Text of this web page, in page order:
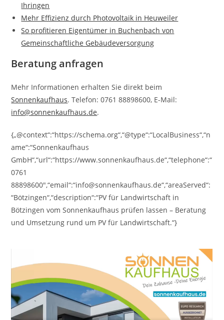
Ihringen
Mehr Effizienz durch Photovoltaik in Heuweiler
So profitieren Eigentümer in Buchenbach von
Gemeinschaftliche Gebäudeversorgung
Beratung anfragen
Mehr Informationen erhalten Sie direkt beim
Sonnenkaufhaus. Telefon: 0761 88898600, E-Mail:
info@sonnenkaufhaus.de.
{„@context“:“https://schema.org“,“@type“:“LocalBusiness“,“n
ame“:“Sonnenkaufhaus
GmbH“,“url“:“https://www.sonnenkaufhaus.de“,“telephone“:“
0761
88898600″,“email“:“info@sonnenkaufhaus.de“,“areaServed“:
“Bötzingen“,“description“:“PV für Landwirtschaft in
Bötzingen vom Sonnenkaufhaus prüfen lassen – Beratung
und Umsetzung rund um PV für Landwirtschaft.“}